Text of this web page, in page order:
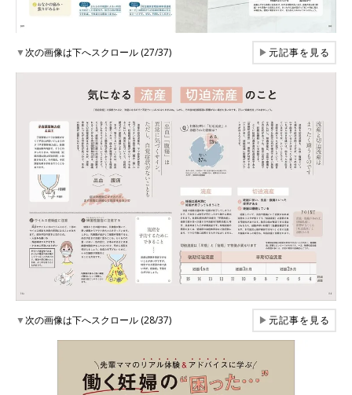
▼次の画像は下へスクロール (27/37) ▶元記事を見る
▼次の画像は下へスクロール (28/37) ▶元記事を見る